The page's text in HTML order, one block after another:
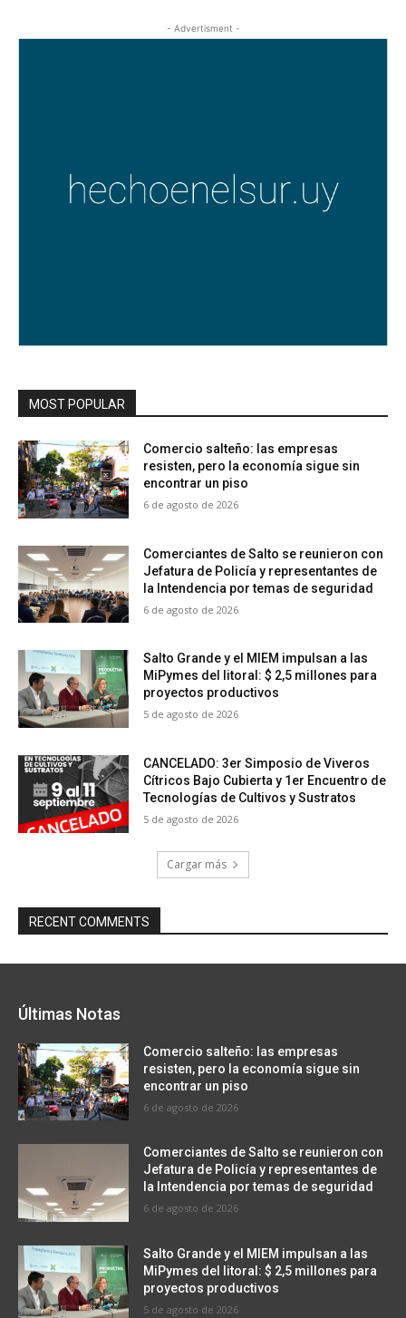
- Advertisment -
MOST POPULAR
Comercio salteño: las empresas
resisten, pero la economía sigue sin
encontrar un piso
6 de agosto de 2026
Comerciantes de Salto se reunieron con
Jefatura de Policía y representantes de
la Intendencia por temas de seguridad
6 de agosto de 2026
Salto Grande y el MIEM impulsan a las
MiPymes del litoral: $ 2,5 millones para
proyectos productivos
5 de agosto de 2026
CANCELADO: 3er Simposio de Viveros
Cítricos Bajo Cubierta y 1er Encuentro de
Tecnologías de Cultivos y Sustratos
5 de agosto de 2026
Cargar más
RECENT COMMENTS
Últimas Notas
Comercio salteño: las empresas
resisten, pero la economía sigue sin
encontrar un piso
6 de agosto de 2026
Comerciantes de Salto se reunieron con
Jefatura de Policía y representantes de
la Intendencia por temas de seguridad
6 de agosto de 2026
Salto Grande y el MIEM impulsan a las
MiPymes del litoral: $ 2,5 millones para
proyectos productivos
5 de agosto de 2026